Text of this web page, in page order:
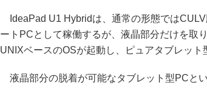
IdeaPad U1 Hybridは、通常の形態では
ートPCとして稼働するが、液晶部分だけを取
UNIXベースのOSが起動し、ピュアタブレット
液晶部分の脱着が可能なタブレット型PCと